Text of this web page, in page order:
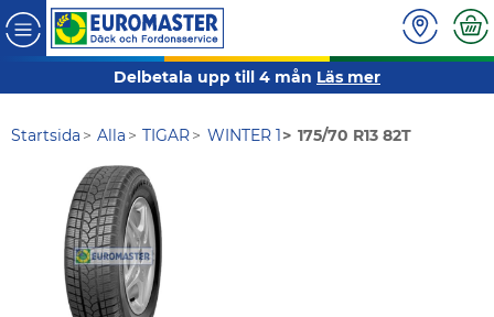
Delbetala upp till 4 mån Läs mer
Startsida Alla TIGAR WINTER 1 175/70 R13 82T